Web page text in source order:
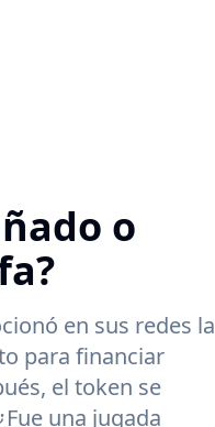
o
en sus redes la
para financiar
el token se
una jugada